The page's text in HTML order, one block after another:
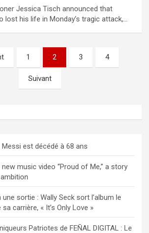
Jessica Tisch announced that
lost his life in Monday’s tragic attack,…
1 2 3 4
Suivant
est décédé à 68 ans
music video “Proud of Me,” a story
sortie : Wally Seck sort l’album le
carrière, « It’s Only Love »
Patriotes de FEÑAL DIGITAL : Le